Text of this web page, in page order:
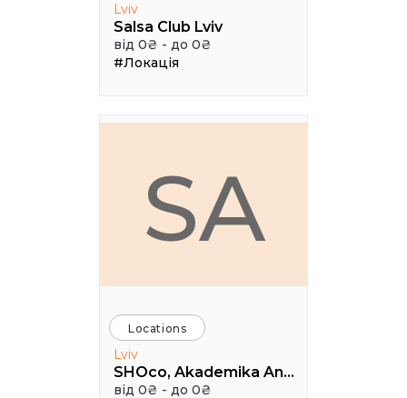
Lviv
Salsa Club Lviv
від 0₴ - до 0₴
#Локація
SA
Locations
Lviv
SHOco, Akademika Andriya Sakharova Street, Lviv, Lviv Oblast, Ukraine
від 0₴ - до 0₴